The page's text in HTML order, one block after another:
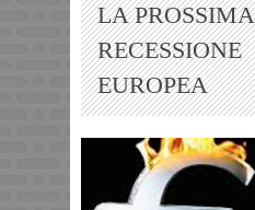
LA PROSSIMA
RECESSIONE
EUROPEA